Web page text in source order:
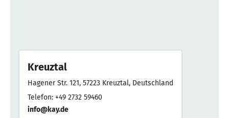
Kreuztal
Hagener Str. 121, 57223 Kreuztal, Deutschland
Telefon: +49 2732 59460
info@kay.de